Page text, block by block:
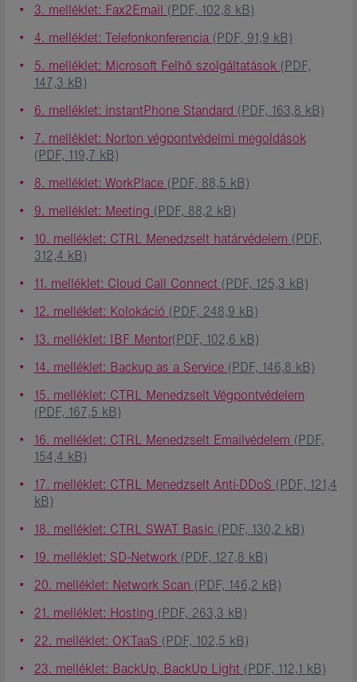
3. melléklet: Fax2Email (PDF, 102,8 kB)
4. melléklet: Telefonkonferencia (PDF, 91,9 kB)
5. melléklet: Microsoft Felhő szolgáltatások (PDF,
147,3 kB)
6. melléklet: instantPhone Standard (PDF, 163,8 kB)
7. melléklet: Norton végpontvédelmi megoldások
(PDF, 119,7 kB)
8. melléklet: WorkPlace (PDF, 88,5 kB)
9. melléklet: Meeting (PDF, 88,2 kB)
10. melléklet: CTRL Menedzselt határvédelem (PDF,
312,4 kB)
11. melléklet: Cloud Call Connect (PDF, 125,3 kB)
12. melléklet: Kolokáció (PDF, 248,9 kB)
13. melléklet: IBF Mentor(PDF, 102,6 kB)
14. melléklet: Backup as a Service (PDF, 146,8 kB)
15. melléklet: CTRL Menedzselt Végpontvédelem
(PDF, 167,5 kB)
16. melléklet: CTRL Menedzselt Emailvédelem (PDF,
154,4 kB)
17. melléklet: CTRL Menedzselt Anti-DDoS (PDF, 121,4
kB)
18. melléklet: CTRL SWAT Basic (PDF, 130,2 kB)
19. melléklet: SD-Network (PDF, 127,8 kB)
20. melléklet: Network Scan (PDF, 146,2 kB)
21. melléklet: Hosting (PDF, 263,3 kB)
22. melléklet: OKTaaS (PDF, 102,5 kB)
23. melléklet: BackUp, BackUp Light (PDF, 112,1 kB)